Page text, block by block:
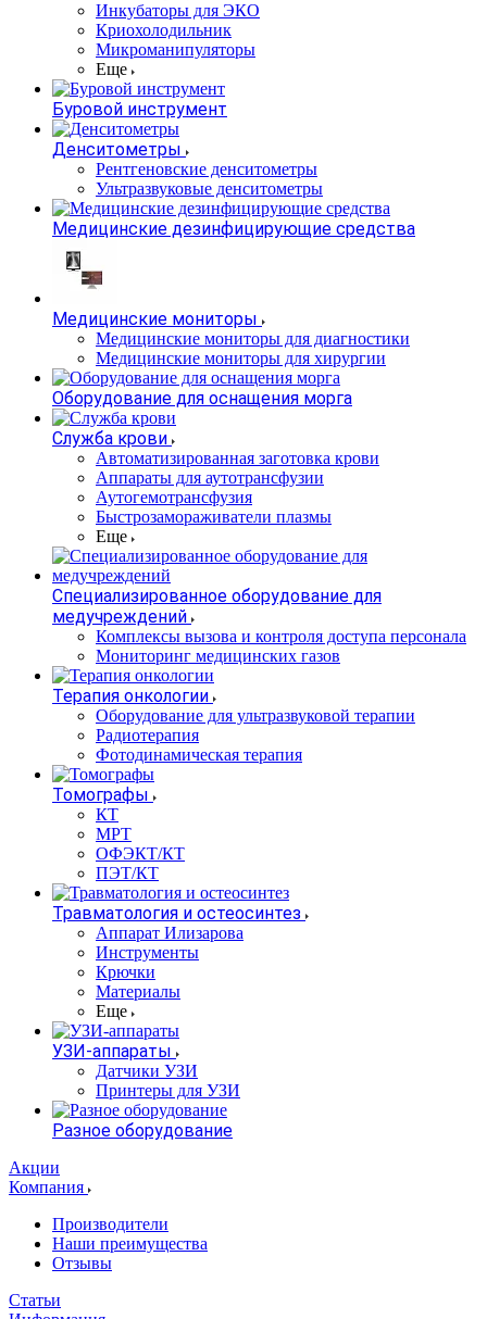
Инкубаторы для ЭКО
Криохолодильник
Микроманипуляторы
Еще
Буровой инструмент
Денситометры
Рентгеновские денситометры
Ультразвуковые денситометры
Медицинские дезинфицирующие средства
Медицинские мониторы
Медицинские мониторы для диагностики
Медицинские мониторы для хирургии
Оборудование для оснащения морга
Служба крови
Автоматизированная заготовка крови
Аппараты для аутотрансфузии
Аутогемотрансфузия
Быстрозамораживатели плазмы
Еще
Специализированное оборудование для
медучреждений
Комплексы вызова и контроля доступа персонала
Мониторинг медицинских газов
Терапия онкологии
Оборудование для ультразвуковой терапии
Радиотерапия
Фотодинамическая терапия
Томографы
КТ
МРТ
ОФЭКТ/КТ
ПЭТ/КТ
Травматология и остеосинтез
Аппарат Илизарова
Инструменты
Крючки
Материалы
Еще
УЗИ-аппараты
Датчики УЗИ
Принтеры для УЗИ
Разное оборудование
Акции
Компания
Производители
Наши преимущества
Отзывы
Статьи